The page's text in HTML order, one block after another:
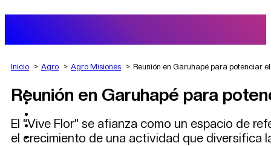
AGRO
DEPORTES
POLÍTICA
CAMBIO CLIMÁTICO
Inicio Agro Agro Misiones Reunión en Garuhapé para potenciar
Reunión en Garuhapé para
El “Vive Flor” se afianza como un espacio de
el crecimiento de una actividad que diversifica